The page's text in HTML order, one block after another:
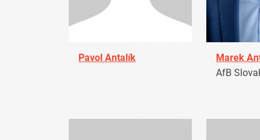
Pavol Antalík
Marek
AfB